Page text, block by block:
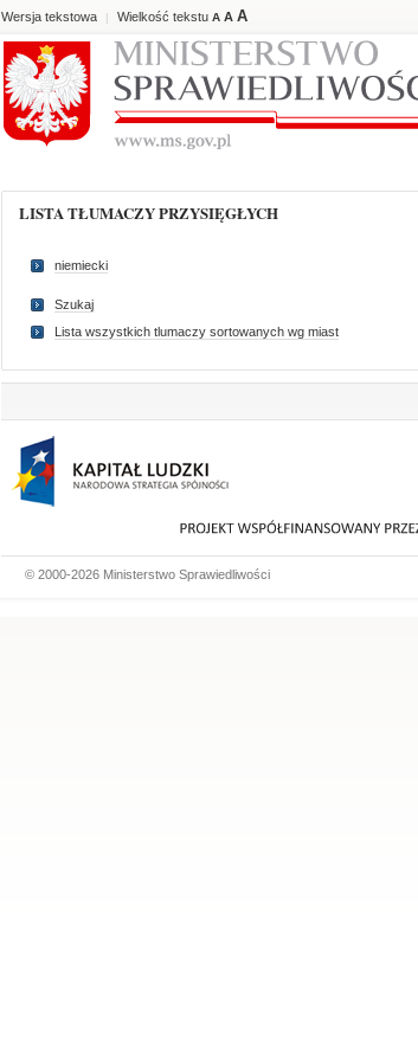
Wersja tekstowa | Wielkość tekstu A A A
LISTA TŁUMACZY PRZYSIĘGŁYCH
niemiecki
Szukaj
Lista wszystkich tlumaczy sortowanych wg miast
© 2000-2026 Ministerstwo Sprawiedliwości